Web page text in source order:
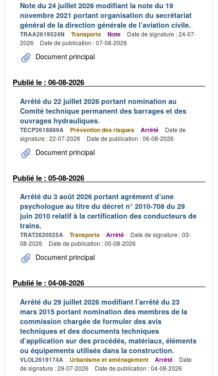
Note du 24 juillet 2026 modifiant la note du 19
novembre 2021 portant organisation du secrétariat
général de la direction générale de l’aviation civile.
TRAA2619524N Transports Note
Date de signature : 24-07-
2026
Date de publication : 07-08-2026
Document principal
Publié le : 06-08-2026
Arrêté du 22 juillet 2026 portant nomination au
Comité technique permanent des barrages et des
ouvrages hydrauliques.
TECP2618869A Prévention des risques Arrêté
Date de
signature : 22-07-2026
Date de publication : 06-08-2026
Document principal
Publié le : 05-08-2026
Arrêté du 3 août 2026 portant agrément d’une
psychologue au titre du décret n° 2010-708 du 29
juin 2010 relatif à la certification des conducteurs de
trains.
TRAT2620025A Transports Arrêté
Date de signature : 03-
08-2026
Date de publication : 05-08-2026
Document principal
Publié le : 04-08-2026
Arrêté du 29 juillet 2026 modifiant l’arrêté du 23
mars 2015 portant nomination des membres de la
commission chargée de formuler des avis
techniques et des documents techniques
d’application sur des procédés, matériaux, éléments
ou équipements utilisés dans la construction.
VLOL2619174A Urbanisme et aménagement Arrêté
Date
de signature : 29-07-2026
Date de publication : 04-08-2026